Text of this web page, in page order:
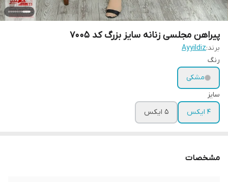
پیراهن مجلسی زنانه سایز بزرگ کد 7005
برند:Ayyildiz
رنگ
مشکی
سایز
4 ایکس
5 ایکس
مشخصات